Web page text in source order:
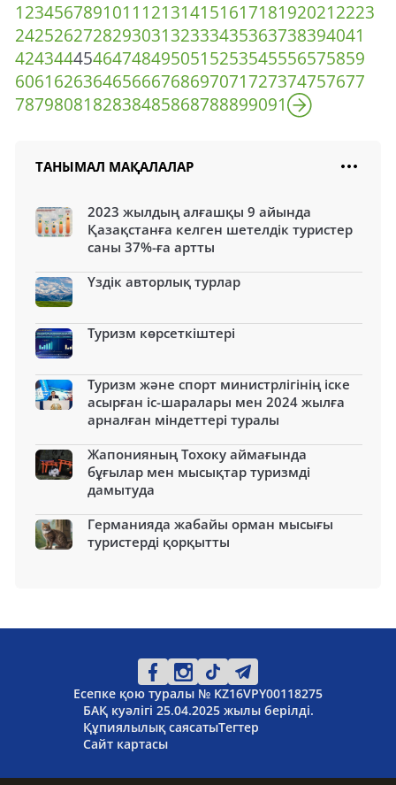
1234567891011 121314151617181920212223
242526272829303132333435363738394041
424344454647484950515253545556575859
606162636465666768697071727374757677
7879808182838485868788899091
ТАНЫМАЛ МАҚАЛАЛАР
2023 жылдың алғашқы 9 айында
Қазақстанға келген шетелдік туристер
саны 37%-ға артты
Үздік авторлық турлар
Туризм көрсеткіштері
Туризм және спорт министрлігінің іске
асырған іс-шаралары мен 2024 жылға
арналған міндеттері туралы
Жапонияның Тохоку аймағында
бұғылар мен мысықтар туризмді
дамытуда
Германияда жабайы орман мысығы
туристерді қорқытты
Есепке қою туралы № KZ16VPY00118275
БАҚ куәлігі 25.04.2025 жылы берілді.
Құпиялылық саясатыТегтер
Сайт картасы